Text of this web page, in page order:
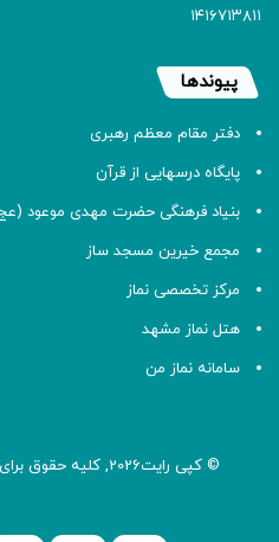
۱۴۱۶۷۱۳۸۱۱
پیوندها
دفتر مقام معظم رهبری
پایگاه درسهایی از قرآن
بنیاد فرهنگی حضرت مهدی موعود
مجمع خیرین مسجد ساز
مرکز تخصصی نماز
هتل نماز مشهد
سامانه نماز من
© کپی رایت2026, کلیه حقوق برای ستاد اقامه